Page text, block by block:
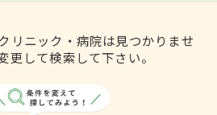
リニック・病院は見つかりませ
更して検索して下さい。